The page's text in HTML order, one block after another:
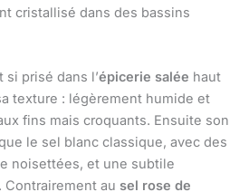
cristallisé dans des bassins
prisé dans l’épicerie salée haut
texture : légèrement humide et
fins mais croquants. Ensuite son
le sel blanc classique, avec des
noisettées, et une subtile
au sel rose de